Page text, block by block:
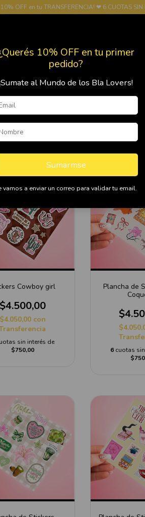
10% OFF en tu TRANSFERENCIA! ❤ 6 CUOTAS
Cowboy girl
$4.500,00
$4.050,00 con
sin interés de
$750,00
Plancha de
6 cuotas
10% OFF en tu primer
pedido?
al Mundo de los Bla Lovers!
Sumarmse
vamos a enviar un correo para validar tu email.